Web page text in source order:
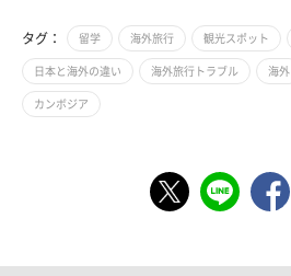
タグ： 留学 海外旅行 観光スポット
日本と海外の違い 海外旅行トラブル 海外
カンボジア